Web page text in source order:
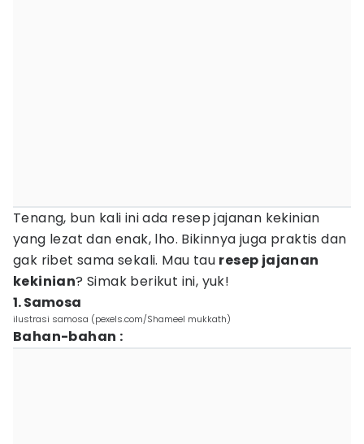
Tenang, bun kali ini ada resep jajanan kekinian
yang lezat dan enak, lho. Bikinnya juga praktis dan
gak ribet sama sekali. Mau tau resep jajanan
kekinian? Simak berikut ini, yuk!
1. Samosa
ilustrasi samosa (pexels.com/Shameel mukkath)
Bahan-bahan :